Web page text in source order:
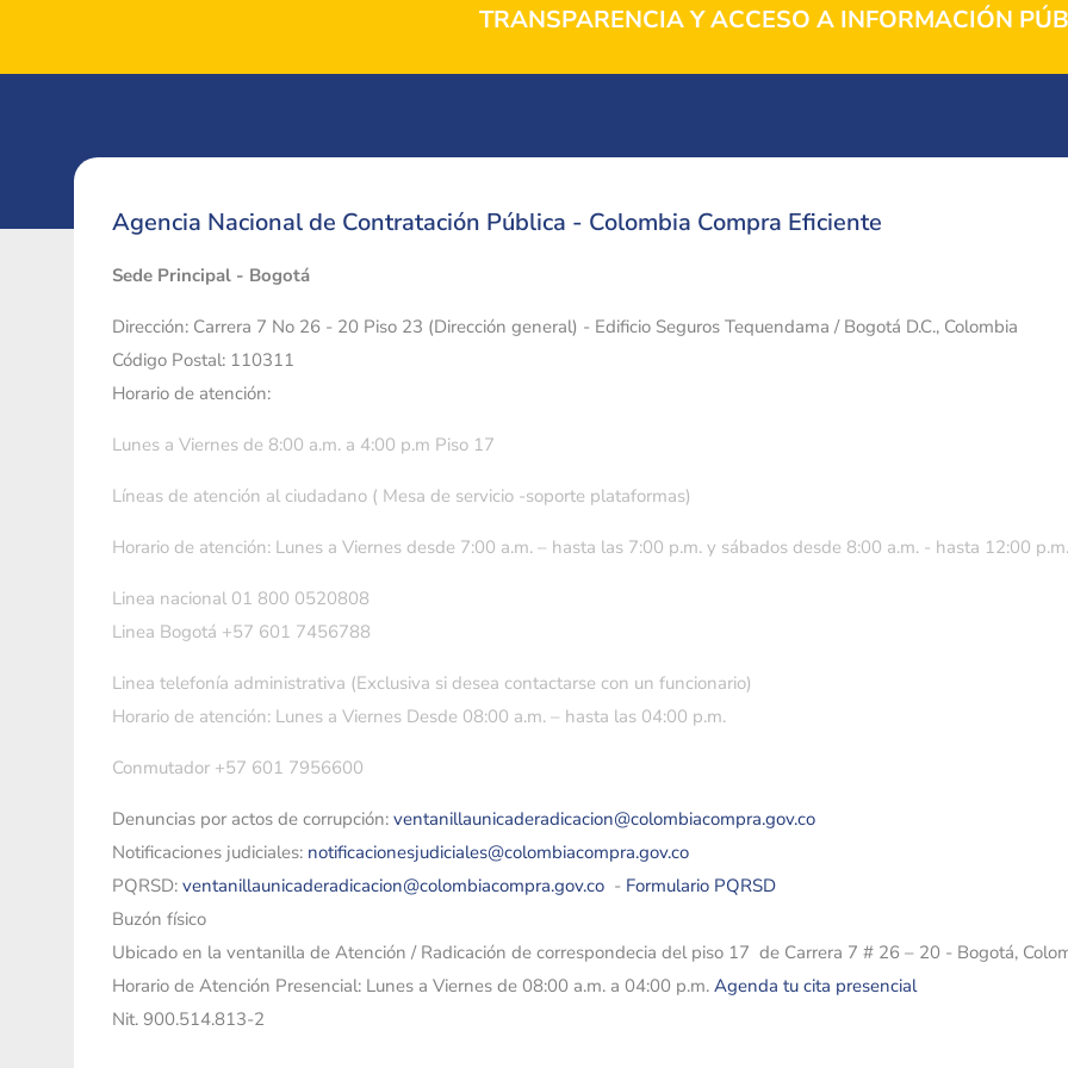
TRANSPARENCIA Y ACCESO A INFORMACIÓN
Agencia Nacional de Contratación Pública - Colombia Compra Eficiente
Sede Principal - Bogotá
Dirección: Carrera 7 No 26 - 20 Piso 23 (Dirección general) - Edificio Seguros Tequendama / Bogotá D.C., Colombia
Código Postal: 110311
Horario de atención:
Lunes a Viernes de 8:00 a.m. a 4:00 p.m Piso 17
Líneas de atención al ciudadano ( Mesa de servicio -soporte plataformas)
Horario de atención: Lunes a Viernes desde 7:00 a.m. – hasta las 7:00 p.m. y sábados desde 8:00 a.m. - hasta 12:00 p.m.
Linea nacional 01 800 0520808
Linea Bogotá +57 601 7456788
Linea telefonía administrativa (Exclusiva si desea contactarse con un funcionario)
Horario de atención: Lunes a Viernes Desde 08:00 a.m. – hasta las 04:00 p.m.
Conmutador +57 601 7956600
Denuncias por actos de corrupción: ventanillaunicaderadicacion@colombiacompra.gov.co
Notificaciones judiciales: notificacionesjudiciales@colombiacompra.gov.co
PQRSD: ventanillaunicaderadicacion@colombiacompra.gov.co - Formulario PQRSD
Buzón físico
Ubicado en la ventanilla de Atención / Radicación de correspondecia del piso 17 de Carrera 7 # 26 – 20 - Bogotá,
Horario de Atención Presencial: Lunes a Viernes de 08:00 a.m. a 04:00 p.m. Agenda tu cita presencial
Nit. 900.514.813-2